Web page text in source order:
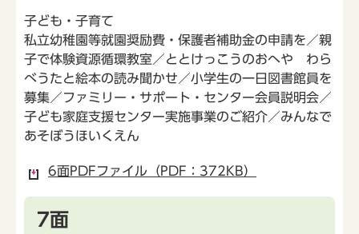
子ども・子育て
私立幼稚園等就園奨励費・保護者補助金の申請を／親
子で体験資源循環教室／ととけっこうのおへや わら
べうたと絵本の読み聞かせ／小学生の一日図書館員を
募集／ファミリー・サポート・センター会員説明会／
子ども家庭支援センター実施事業のご紹介／みんなで
あそぼうほいくえん
6面PDFファイル（PDF：372KB）
7面